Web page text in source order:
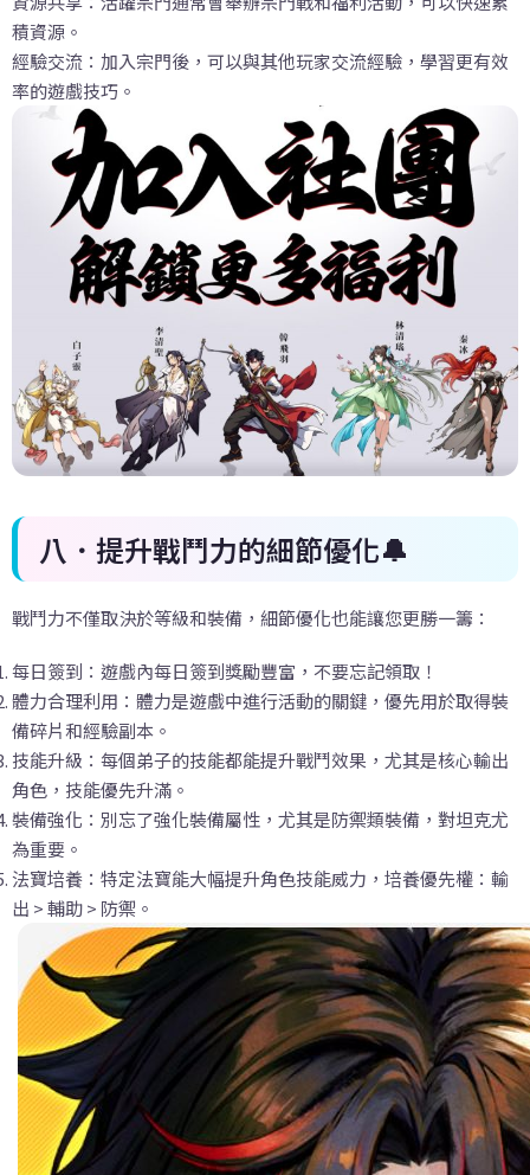
積資源。
經驗交流：加入宗門後，可以與其他玩家交流經驗，學習更有效
率的遊戲技巧。
八．提升戰鬥力的細節優化🔔
戰鬥力不僅取決於等級和裝備，細節優化也能讓您更勝一籌：
每日簽到：遊戲內每日簽到獎勵豐富，不要忘記領取！
體力合理利用：體力是遊戲中進行活動的關鍵，優先用於取得裝
備碎片和經驗副本。
技能升級：每個弟子的技能都能提升戰鬥效果，尤其是核心輸出
角色，技能優先升滿。
裝備強化：別忘了強化裝備屬性，尤其是防禦類裝備，對坦克尤
為重要。
法寶培養：特定法寶能大幅提升角色技能威力，培養優先權：輸
出 > 輔助 > 防禦。